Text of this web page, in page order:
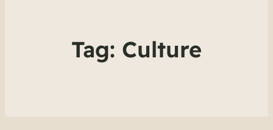
Tag: Culture